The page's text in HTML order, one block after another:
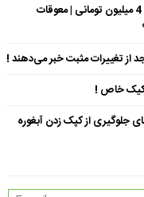
بازنشستگان تامین اجتماعی چشم انتظار معوقات 4 میلیون تومانی | معوقات
کیک خاص !
جلوگیری از کپک زدن آبغوره